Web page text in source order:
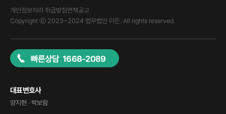
개인정보처리 취급방침면책공고
Copyright ⓒ 2023~2024 법무법인 이든. All rights reserved.
빠른상담 1668-2089
대표변호사
양지현 · 박보람